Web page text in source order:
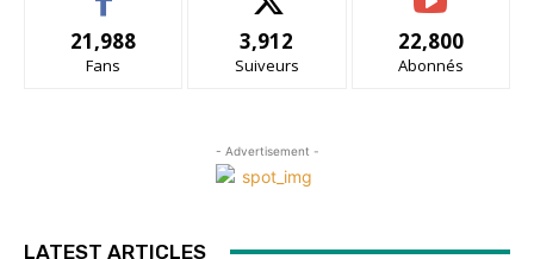
21,988
Fans
3,912
Suiveurs
22,800
Abonnés
- Advertisement -
LATEST ARTICLES